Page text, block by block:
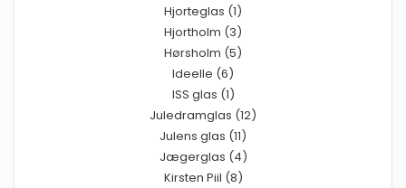
Hjorteglas (1)
Hjortholm (3)
Hørsholm (5)
Ideelle (6)
ISS glas (1)
Juledramglas (12)
Julens glas (11)
Jægerglas (4)
Kirsten Piil (8)